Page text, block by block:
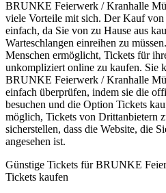
BRUNKE Feierwerk / Kranhalle
viele Vorteile mit sich. Der Kauf
einfach, da Sie von zu Hause aus
Warteschlangen einreihen zu
Menschen ermöglicht, Tickets für
unkompliziert online zu kaufen. Sie
BRUNKE Feierwerk / Kranhalle
einfach überprüfen, indem sie die
besuchen und die Option Tickets
möglich, Tickets von Drittanbietern
sicherstellen, dass die Website, die
angesehen ist.
Günstige Tickets für BRUNKE
Tickets kaufen